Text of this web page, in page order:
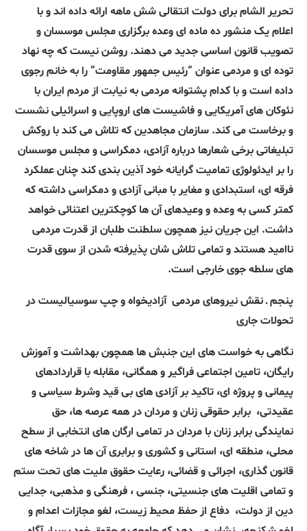
تحریر الشام برای دولت انتقالی شش ماهه ارائه داده اند و با
اعلام یک منشور ده ماده ای وعده برگزاری مجلس موسسان و
تصویب قانون اساسی جدید می دهند. روشن نیست که چه نهاد
توده ای و مردمی عنوان “رئیس جمهور مقاومت” را به خانم رجوی
داده است و با کدام پشتوانه مردمی به نیابت از مردم ایران با
نئوکان های آمریکایی و فاشیست های اروپایی و اسرائیلی نشست
و برخاست می کند. سازمان مجاهدین که تلاش می کند با روکش
تبلیغاتی برخی شعارها درباره آزادی، دمکراسی و مجلس موسسان
را بر ایدئولوژی تمامیت گرایانه خود آذین بندی کند چنان عملکرد
فرقه ای، استبدادی و مغایر با مبانی آزادی و دمکراسی داشته که
کمتر کسی به وعده و وعیدهای آن ها کوچکترین اعتنائی خواهد
داشت. این جریان نیز همچون سلطنت طلبان از قدرت مردمی
ناامید هستند و تمامی تلاش شان پذیرفته شدن از سوی قدرت
های سلطه جوی خارجی است.
پنجم ـ نقش نیروهای مردمی آزادیخواه و چپ سوسیالیست در
تحولات جاری
نگاهی به خواست های اینجنبش ها همچون بهداشت و آموزش
رایگان، تامین اجتماعی فراگیر و همگانی، مقابله با قراردادهای
پیمانی و پروژه ای، تاکید بر آزادی های بی قید وشرط سیاسی و
عقیدتی، برابر حقوقی زنان و مردان در همه عرصه ها، حق
نمایندگی برابر زنان با مردان در تمامی ارگان های انتخابی از سطح
محلی، منطقه ای، استانی و کشوری و برابری آن ها در شاخه های
قانون گذاری، اجرائی و قضائی، رعایت حقوق ملیت های تحت ستم
و تمامی اقلیت های جنسیتی، جنسی ، فرهنگی و مذهبی، جدایی
دین از دولت، دفاع از حفظ محیط زیست، لغو مجازات اعدام و